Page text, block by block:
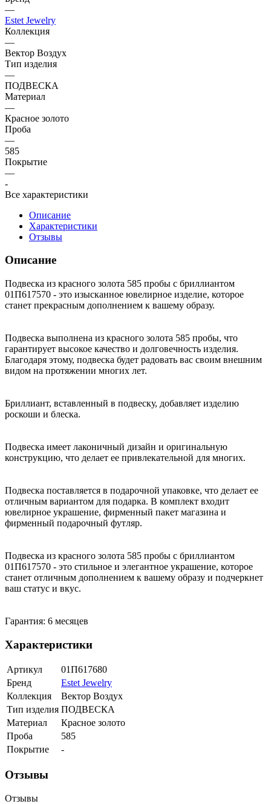
—
Estet Jewelry
Коллекция
—
Вектор Воздух
Тип изделия
—
ПОДВЕСКА
Материал
—
Красное золото
Проба
—
585
Покрытие
—
-
Все характеристики
Описание
Характеристики
Отзывы
Описание
Подвеска из красного золота 585 пробы с бриллиантом
01П617570 - это изысканное ювелирное изделие, которое
станет прекрасным дополнением к вашему образу.
Подвеска выполнена из красного золота 585 пробы, что
гарантирует высокое качество и долговечность изделия.
Благодаря этому, подвеска будет радовать вас своим внешним
видом на протяжении многих лет.
Бриллиант, вставленный в подвеску, добавляет изделию
роскоши и блеска.
Подвеска имеет лаконичный дизайн и оригинальную
конструкцию, что делает ее привлекательной для многих.
Подвеска поставляется в подарочной упаковке, что делает ее
отличным вариантом для подарка. В комплект входит
ювелирное украшение, фирменный пакет магазина и
фирменный подарочный футляр.
Подвеска из красного золота 585 пробы с бриллиантом
01П617570 - это стильное и элегантное украшение, которое
станет отличным дополнением к вашему образу и подчеркнет
ваш статус и вкус.
Гарантия: 6 месяцев
Характеристики
Артикул
01П617680
Бренд
Estet Jewelry
Коллекция
Вектор Воздух
Тип изделия ПОДВЕСКА
Материал
Красное золото
Проба
585
Покрытие
-
Отзывы
Отзывы